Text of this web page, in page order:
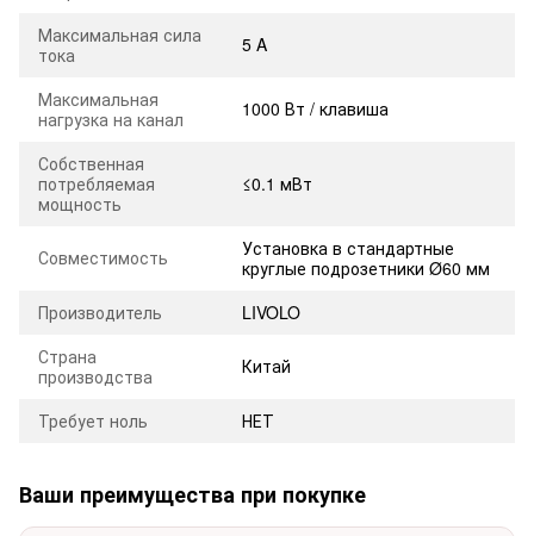
Максимальная сила
тока
5 A
Максимальная
нагрузка на канал
1000 Вт / клавиша
Собственная
потребляемая
мощность
≤0.1 мВт
Совместимость
Установка в стандартные
круглые подрозетники Ø60 мм
Производитель
LIVOLO
Страна
производства
Китай
Требует ноль НЕТ
Ваши преимущества при покупке